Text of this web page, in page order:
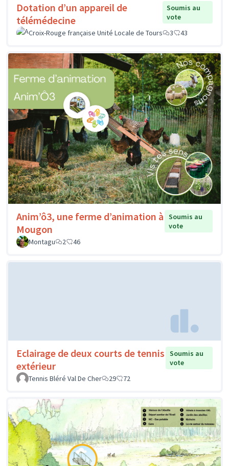
Dotation d’un appareil de
télémédecine
Soumis au
vote
Croix-Rouge française Unité Locale de Tours
3 43
Anim’ô3, une ferme d’animation à
Mougon
Soumis au
vote
Montagu
2 46
Eclairage de deux courts de tennis
extérieur
Soumis au
vote
Tennis Bléré Val De Cher
29 72